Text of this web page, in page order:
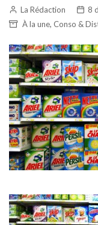
La Rédaction
8
À la une, Conso &